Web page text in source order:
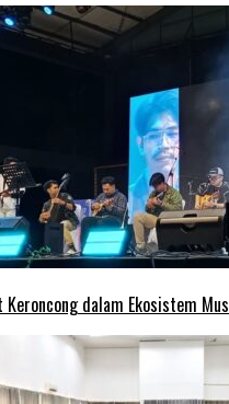
Keroncong dalam Ekosistem